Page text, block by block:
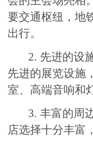
要交通枢纽，地
出行。
2. 先进的设施
先进的展览设施
室、高端音响和
3. 丰富的周边
店选择十分丰富